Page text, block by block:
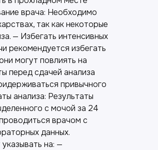
врача: Необходимо
так как некоторые
— Избегать интенсивных
рекомендуется избегать
могут повлиять на
перед сдачей анализа
привычного
анализа: Результаты
с мочой за 24
врачом с
данных.
на: —